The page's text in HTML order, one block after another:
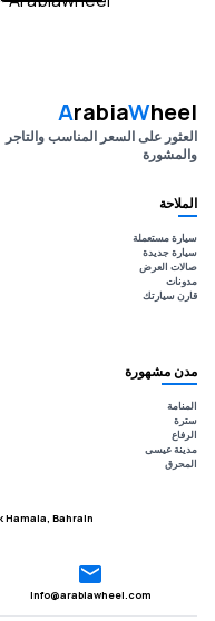
ArabiaWheel
العثور على السعر المناسب والتاجر
والمشورة
الملاحة
سيارة مستعملة
سيارة جديدة
صالات العرض
مدونات
قارن سيارتك
مدن مشهورة
المنامة
سترة
الرفاع
مدينة عيسى
المحرق
Info@arabiawheel.com
Hamala, Bahrain